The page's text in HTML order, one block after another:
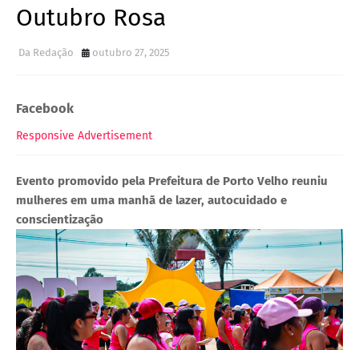
Outubro Rosa
Da Redação outubro 27, 2025
Facebook
Responsive Advertisement
Evento promovido pela Prefeitura de Porto Velho reuniu
mulheres em uma manhã de lazer, autocuidado e
conscientização